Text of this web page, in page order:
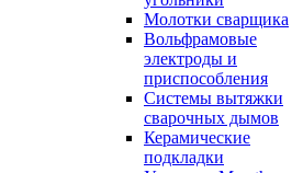
Молотки сварщика
Вольфрамовые
электроды и
приспособления
Системы вытяжки
сварочных дымов
Керамические
подкладки